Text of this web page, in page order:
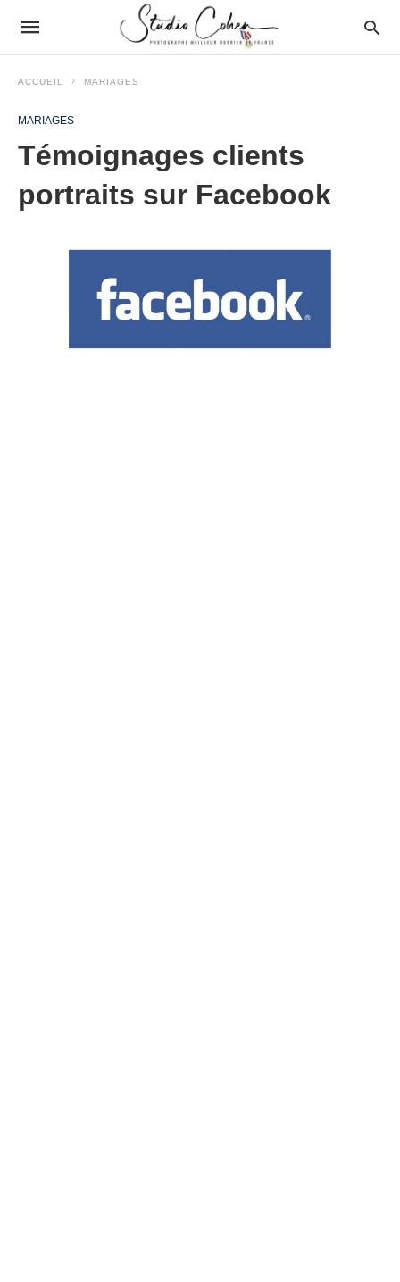
ACCUEIL MARIAGES
MARIAGES
Témoignages clients
portraits sur Facebook